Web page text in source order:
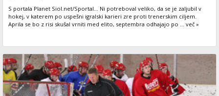
S portala Planet Siol.net/Sportal... Ni potreboval veliko, da se je zaljubil v
hokej, v katerem po uspešni igralski karieri zre proti trenerskim ciljem.
Aprila se bo z risi skušal vrniti med elito, septembra odhajajo po ... več »